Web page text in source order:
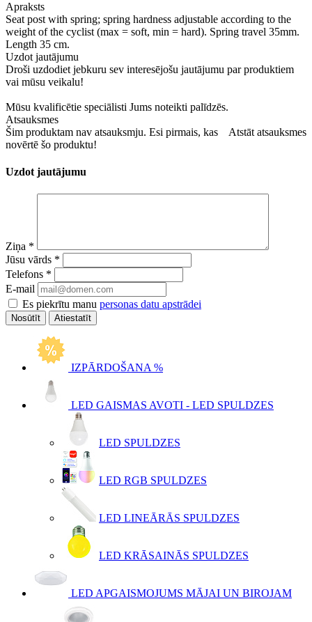
Apraksts
Seat post with spring; spring hardness adjustable according to the
weight of the cyclist (max = soft, min = hard). Spring travel 35mm.
Length 35 cm.
Uzdot jautājumu
Droši uzdodiet jebkuru sev interesējošu jautājumu par produktiem
vai mūsu veikalu!
Mūsu kvalificētie speciālisti Jums noteikti palīdzēs.
Atsauksmes
Atstāt atsauksmes
Šim produktam nav atsauksmju. Esi pirmais, kas
novērtē šo produktu!
Uzdot jautājumu
Ziņa *
Jūsu vārds *
Telefons *
E-mail
Es piekrītu manu personas datu apstrādei
Atiestatīt
IZPĀRDOŠANA %
LED GAISMAS AVOTI - LED SPULDZES
LED SPULDZES
LED RGB SPULDZES
LED LINEĀRĀS SPULDZES
LED KRĀSAINĀS SPULDZES
LED APGAISMOJUMS MĀJAI UN BIROJAM